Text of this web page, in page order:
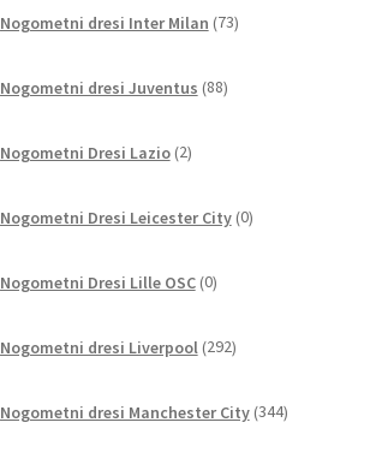
Nogometni dresi Inter Milan 73izdelkov
Nogometni dresi Juventus 88izdelkov
Nogometni Dresi Lazio 2izdelka
Nogometni Dresi Leicester City 0izdelkov
Nogometni Dresi Lille OSC 0izdelkov
Nogometni dresi Liverpool 292izdelkov
Nogometni dresi Manchester City 344izdelkov